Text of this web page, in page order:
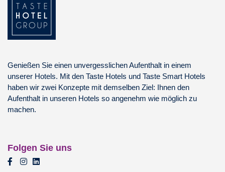
Genießen Sie einen unvergesslichen Aufenthalt in einem
unserer Hotels. Mit den Taste Hotels und Taste Smart Hotels
haben wir zwei Konzepte mit demselben Ziel: Ihnen den
Aufenthalt in unseren Hotels so angenehm wie möglich zu
machen.
Folgen Sie uns